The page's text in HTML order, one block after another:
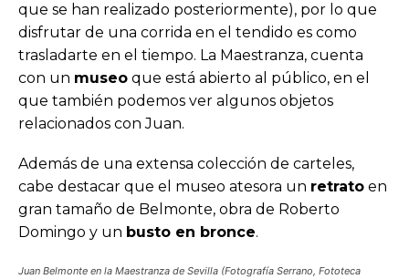
que se han realizado posteriormente), por lo que
disfrutar de una corrida en el tendido es como
trasladarte en el tiempo. La Maestranza, cuenta
con un museo que está abierto al público, en el
que también podemos ver algunos objetos
relacionados con Juan.
Además de una extensa colección de carteles,
cabe destacar que el museo atesora un retrato en
gran tamaño de Belmonte, obra de Roberto
Domingo y un busto en bronce.
Juan Belmonte en la Maestranza de Sevilla (Fotografía Serrano, Fototeca